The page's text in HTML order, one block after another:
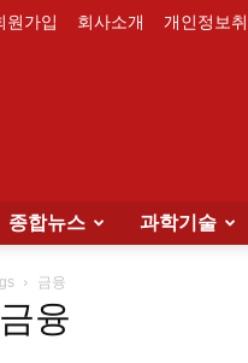
원가입 회사소개 개인정보
종합뉴스 과학기술
금융
융